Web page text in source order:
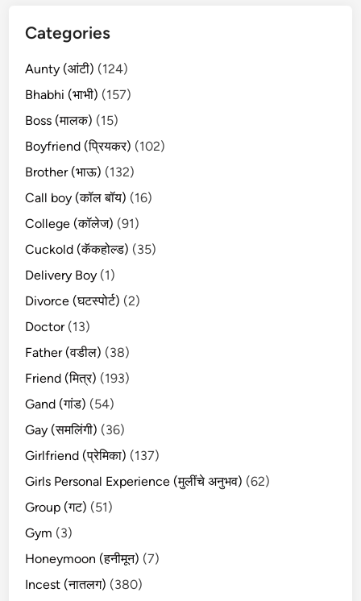
Categories
Aunty (आंटी) (124)
Bhabhi (भाभी) (157)
Boss (मालक) (15)
Boyfriend (प्रियकर) (102)
Brother (भाऊ) (132)
Call boy (कॉल बॉय) (16)
College (कॉलेज) (91)
Cuckold (कॅकहोल्ड) (35)
Delivery Boy (1)
Divorce (घटस्पोर्ट) (2)
Doctor(13)
Father (वडील) (38)
Friend (मित्र) (193)
Gand (गांड) (54)
Gay (समलिंगी) (36)
Girlfriend (प्रेमिका) (137)
Girls Personal Experience (मुलींचे अनुभव) (62)
Group (गट) (51)
Gym (3)
Honeymoon (हनीमून) (7)
Incest (नातलग) (380)